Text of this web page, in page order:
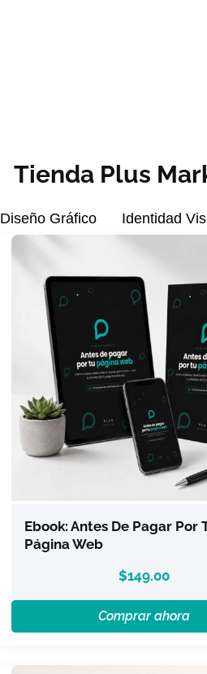
Tienda Plus
Diseño Gráfico Identidad
Ebook: Antes De Pagar Por
Página Web
$149.00
Comprar ahora